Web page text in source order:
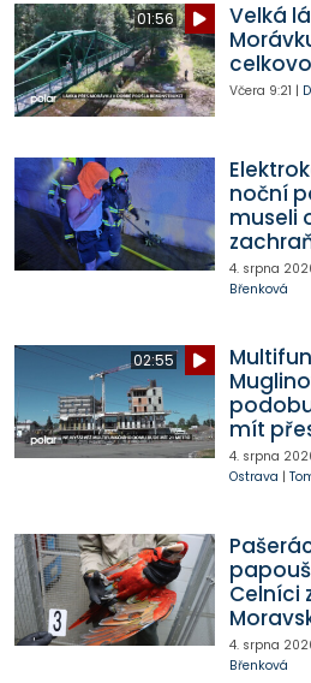
01:56
Velká
Včera 9:21 |
noční
museli
4. srpna
Břenková
02:55
mít
4. srpna
Ostrava |
Celníci
4. srpna
Břenková